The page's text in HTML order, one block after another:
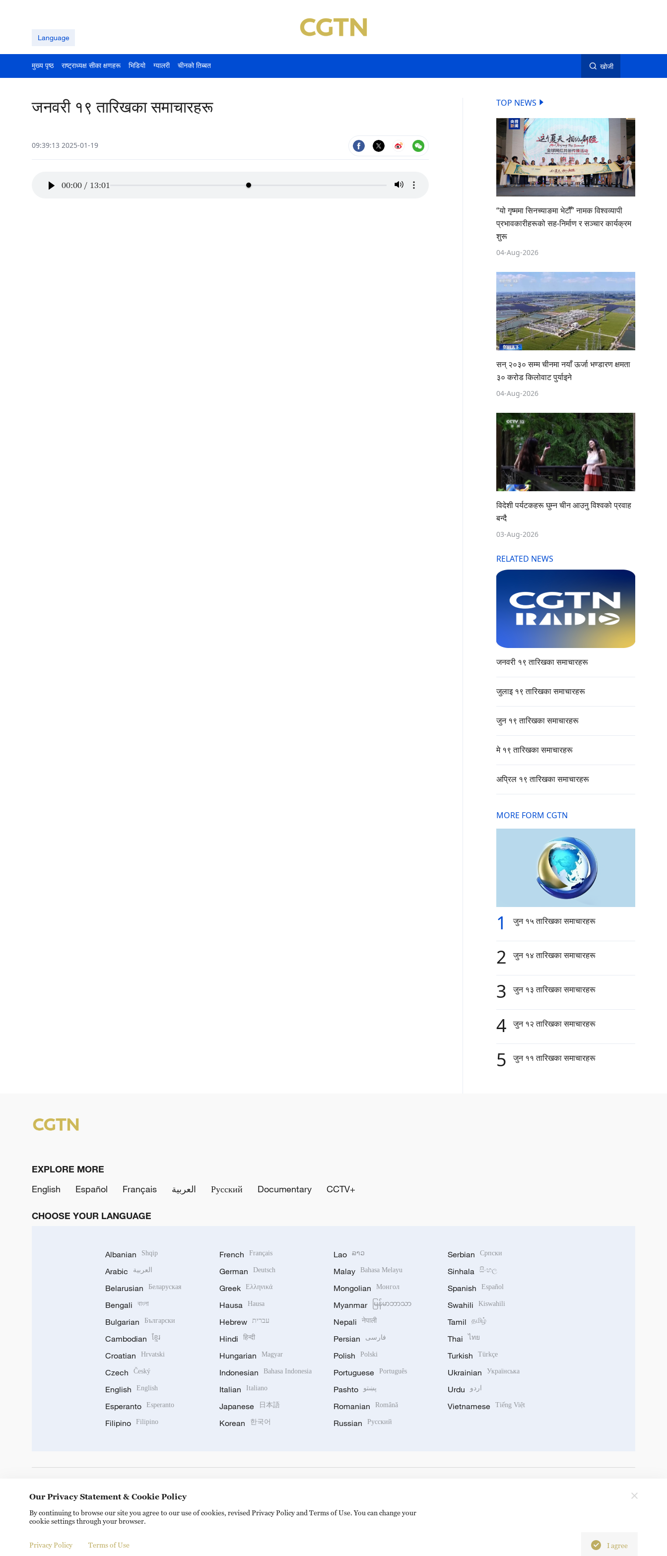
Language
मुख्य पृष्ठ राष्ट्राध्यक्ष सीका क्षणहरू भिडियो ग्यालरी चीनको तिब्बत खोजी
जनवरी १९ तारिखका समाचारहरू
09:39:13 2025-01-19
00:00 / 13:01
TOP NEWS
“यो गृष्ममा सिनच्याङमा भेटौँ” नामक विश्वव्यापी
प्रभावकारीहरूको सह-निर्माण र सञ्चार कार्यक्रम
शुरू
04-Aug-2026
सन् २०३० सम्म चीनमा नयाँ ऊर्जा भण्डारण क्षमता
३० करोड किलोवाट पुर्याइने
04-Aug-2026
विदेशी पर्यटकहरू घुम्न चीन आउनु विश्वको प्रवाह
बन्दै
03-Aug-2026
RELATED NEWS
जनवरी १९ तारिखका समाचारहरू
जुलाइ १९ तारिखका समाचारहरू
जुन १९ तारिखका समाचारहरू
मे १९ तारिखका समाचारहरू
अप्रिल १९ तारिखका समाचारहरू
MORE FORM CGTN
1 जुन १५ तारिखका समाचारहरू
2 जुन १४ तारिखका समाचारहरू
3 जुन १३ तारिखका समाचारहरू
4 जुन १२ तारिखका समाचारहरू
5 जुन ११ तारिखका समाचारहरू
EXPLORE MORE
English
Español Français العربية Русский Documentary CCTV+
CHOOSE YOUR LANGUAGE
Albanian Shqip
Arabic العربية
Belarusian Беларуская
Bengali বাংলা
Bulgarian Български
Cambodian ខ្មែរ
Croatian Hrvatski
Czech Český
English English
Esperanto Esperanto
Filipino Filipino
French Français
German Deutsch
Greek Ελληνικά
Hausa Hausa
Hebrew עברית
Hindi हिन्दी
Hungarian Magyar
Indonesian Bahasa Indonesia
Italian Italiano
Japanese 日本語
Korean 한국어
Lao ລາວ
Malay Bahasa Melayu
Mongolian Монгол
Myanmar မြန်မာဘာသာ
Nepali नेपाली
Persian فارسی
Polish Polski
Portuguese Português
Pashto پښتو
Romanian Română
Russian Русский
Serbian Српски
Sinhala සිංහල
Spanish Español
Swahili Kiswahili
Tamil தமிழ்
Thai ไทย
Turkish Türkçe
Ukrainian Українська
Urdu اردو
Vietnamese Tiếng Việt
Copyright © 2024 CGTN. 京ICP备20000184号
Our Privacy Statement & Cookie Policy
By continuing to browse our site you agree to our use of cookies, revised Privacy Policy and Terms of Use. You can change your
cookie settings through your browser.
Privacy Policy Terms of Use I agree